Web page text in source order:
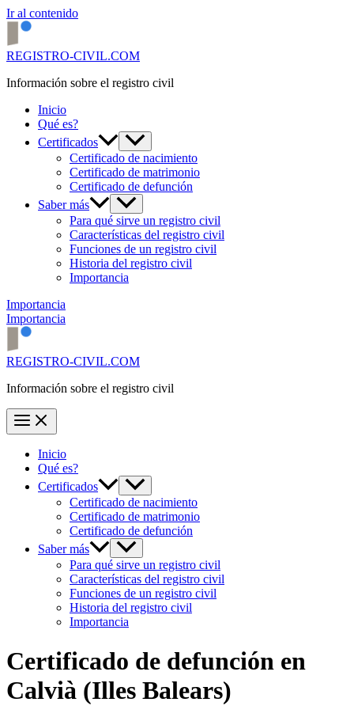
Ir al contenido
REGISTRO-CIVIL.COM
Información sobre el registro civil
Inicio
Qué es?
Certificados
Certificado de nacimiento
Certificado de matrimonio
Certificado de defunción
Saber más
Para qué sirve un registro civil
Características del registro civil
Funciones de un registro civil
Historia del registro civil
Importancia
Importancia
Importancia
REGISTRO-CIVIL.COM
Información sobre el registro civil
Inicio
Qué es?
Certificados
Certificado de nacimiento
Certificado de matrimonio
Certificado de defunción
Saber más
Para qué sirve un registro civil
Características del registro civil
Funciones de un registro civil
Historia del registro civil
Importancia
Certificado de defunción en
Calvià (Illes Balears)